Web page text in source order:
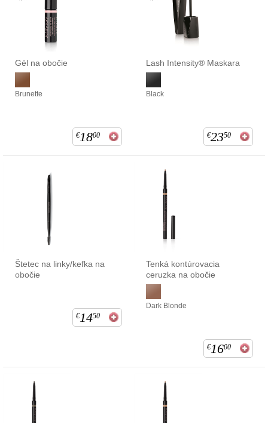
Gél na obočie
Brunette
€1800
Lash Intensity® Maskara
Black
€2350
Štetec na linky/kefka na
obočie
€1450
Tenká kontúrovacia
ceruzka na obočie
Dark Blonde
€1600